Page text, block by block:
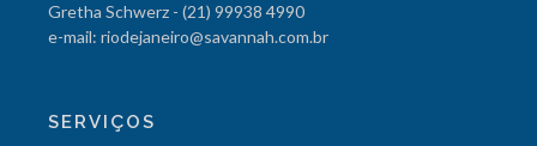
Gretha Schwerz - (21) 99938 4990
e-mail: riodejaneiro@savannah.com.br
SERVIÇOS